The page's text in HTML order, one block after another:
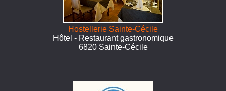
Hostellerie Sainte-Cécile
Hôtel - Restaurant gastronomique
6820 Sainte-Cécile